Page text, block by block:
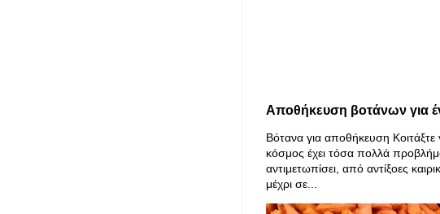
Αποθήκευση βοτάνων για
Βότανα για αποθήκευση
κόσμος έχει τόσα πολλά
αντιμετωπίσει, από αντίξοες
μέχρι σε...